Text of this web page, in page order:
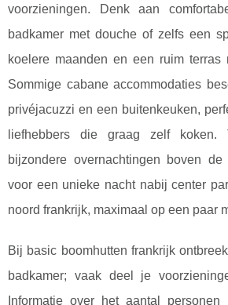
voorzieningen. Denk aan
badkamer met douche of zelfs een
koelere maanden en een ruim terras
Sommige cabane accommodaties
privéjacuzzi en een buitenkeuken,
liefhebbers die graag zelf koken.
bijzondere overnachtingen boven
voor een unieke nacht nabij center
noord frankrijk, maximaal op een paar
Bij basic boomhutten frankrijk
badkamer; vaak deel je
Informatie over het aantal personen